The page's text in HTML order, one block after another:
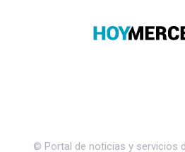
© Portal de noticias y servicios